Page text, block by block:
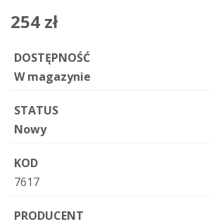
254 zł
DOSTĘPNOŚĆ
W magazynie
STATUS
Nowy
KOD
7617
PRODUCENT